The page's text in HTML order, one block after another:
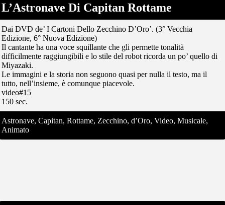
L’Astronave Di Capitan Rottame
Dai DVD de’ I Cartoni Dello Zecchino D’Oro’. (3° Vecchia
Edizione, 6° Nuova Edizione)
Il cantante ha una voce squillante che gli permette tonalità
difficilmente raggiungibili e lo stile del robot ricorda un po’ quello di
Miyazaki.
Le immagini e la storia non seguono quasi per nulla il testo, ma il
tutto, nell’insieme, è comunque piacevole.
video#15
150 sec.
Astronave, Capitan, Rottame, Zecchino, d’Oro, Video, Musicale,
Animato